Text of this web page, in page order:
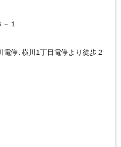
１
停､横川1丁目電停より徒歩２